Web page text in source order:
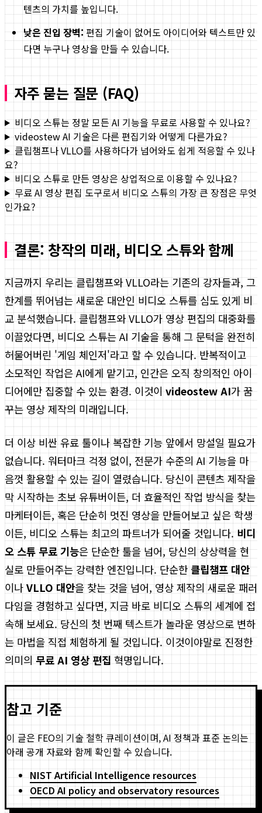
텐츠의 가치를 높입니다.
낮은 진입 장벽: 편집 기술이 없어도 아이디어와 텍스트만 있
다면 누구나 영상을 만들 수 있습니다.
자주 묻는 질문 (FAQ)
비디오 스튜는 정말 모든 AI 기능을 무료로 사용할 수 있나요?
videostew AI 기술은 다른 편집기와 어떻게 다른가요?
클립챔프나 VLLO를 사용하다가 넘어와도 쉽게 적응할 수 있나
요?
비디오 스튜로 만든 영상은 상업적으로 이용할 수 있나요?
무료 AI 영상 편집 도구로서 비디오 스튜의 가장 큰 장점은 무엇
인가요?
결론: 창작의 미래, 비디오 스튜와 함께
지금까지 우리는 클립챔프와 VLLO라는 기존의 강자들과, 그
한계를 뛰어넘는 새로운 대안인 비디오 스튜를 심도 있게 비
교 분석했습니다. 클립챔프와 VLLO가 영상 편집의 대중화를
이끌었다면, 비디오 스튜는 AI 기술을 통해 그 문턱을 완전히
허물어버린 '게임 체인저'라고 할 수 있습니다. 반복적이고
소모적인 작업은 AI에게 맡기고, 인간은 오직 창의적인 아이
디어에만 집중할 수 있는 환경. 이것이 videostew AI가 꿈
꾸는 영상 제작의 미래입니다.
더 이상 비싼 유료 툴이나 복잡한 기능 앞에서 망설일 필요가
없습니다. 워터마크 걱정 없이, 전문가 수준의 AI 기능을 마
음껏 활용할 수 있는 길이 열렸습니다. 당신이 콘텐츠 제작을
막 시작하는 초보 유튜버이든, 더 효율적인 작업 방식을 찾는
마케터이든, 혹은 단순히 멋진 영상을 만들어보고 싶은 학생
이든, 비디오 스튜는 최고의 파트너가 되어줄 것입니다. 비디
오 스튜 무료 기능은 단순한 툴을 넘어, 당신의 상상력을 현
실로 만들어주는 강력한 엔진입니다. 단순한 클립챔프 대안
이나 VLLO 대안을 찾는 것을 넘어, 영상 제작의 새로운 패러
다임을 경험하고 싶다면, 지금 바로 비디오 스튜의 세계에 접
속해 보세요. 당신의 첫 번째 텍스트가 놀라운 영상으로 변하
는 마법을 직접 체험하게 될 것입니다. 이것이야말로 진정한
의미의 무료 AI 영상 편집 혁명입니다.
참고 기준
이 글은 FEO의 기술 철학 큐레이션이며, AI 정책과 표준 논의는
아래 공개 자료와 함께 확인할 수 있습니다.
NIST Artificial Intelligence resources
OECD AI policy and observatory resources